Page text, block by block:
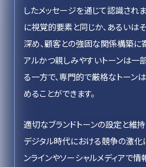
したメッセージを通じて認識され
に視覚的要素と同じか、あるいは
深め、顧客との強固な関係構築に
アルかつ親しみやすいトーンは一
る一方で、専門的で厳格なトーン
めることができます。
適切なブランドトーンの設定と維
デジタル時代における競争の激化
ンラインやソーシャルメディアで